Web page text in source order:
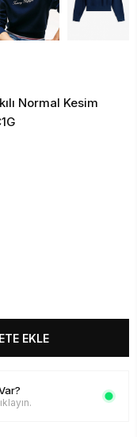
Normal Kesim
EKLE